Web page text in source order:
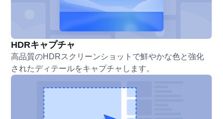
HDRキャプチャ
高品質のHDRスクリーンショットで鮮やかな色と強化
されたディテールをキャプチャします。